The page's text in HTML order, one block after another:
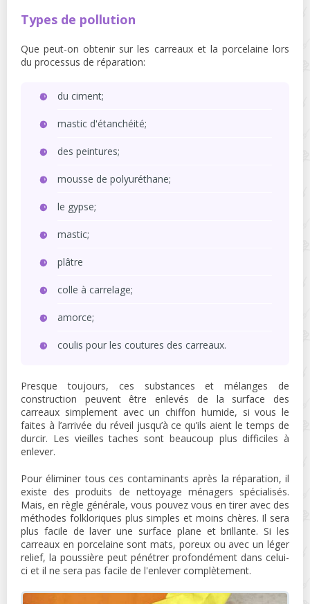
Types de pollution
Que peut-on obtenir sur les carreaux et la porcelaine lors
du processus de réparation:
du ciment;
mastic d'étanchéité;
des peintures;
mousse de polyuréthane;
le gypse;
mastic;
plâtre
colle à carrelage;
amorce;
coulis pour les coutures des carreaux.
Presque toujours, ces substances et mélanges de
construction peuvent être enlevés de la surface des
carreaux simplement avec un chiffon humide, si vous le
faites à l’arrivée du réveil jusqu’à ce qu’ils aient le temps de
durcir. Les vieilles taches sont beaucoup plus difficiles à
enlever.
Pour éliminer tous ces contaminants après la réparation, il
existe des produits de nettoyage ménagers spécialisés.
Mais, en règle générale, vous pouvez vous en tirer avec des
méthodes folkloriques plus simples et moins chères. Il sera
plus facile de laver une surface plane et brillante. Si les
carreaux en porcelaine sont mats, poreux ou avec un léger
relief, la poussière peut pénétrer profondément dans celui-
ci et il ne sera pas facile de l'enlever complètement.